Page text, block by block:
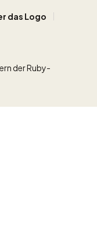
das Logo
der Ruby-